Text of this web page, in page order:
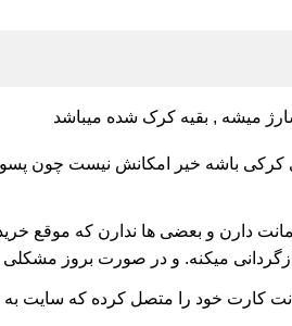
میشه , بقیه کرک شده میباشد
کرکی باشه خیر امکانش نیست چون
دارن و بعضی ها ندارن که موقع
میکنه. و در صورت بروز
کارت خود را متصل کرده که سایت به